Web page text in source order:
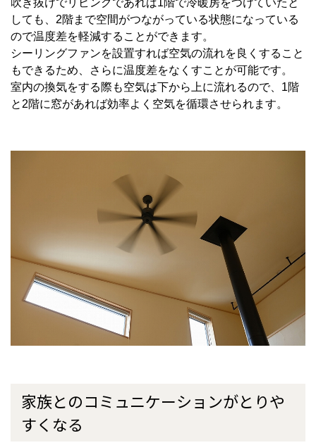
吹き抜けでリビングであれば1階で冷暖房をつけていたと
しても、 2階まで空間がつながっている状態になっている
ので温度差を軽減することができます。
シーリングファンを設置すれば空気の流れを良くすること
もできるため、さらに温度差をなくすことが可能です。
室内の換気をする際も空気は下から上に流れるので、 1階
と 2階に窓があれば効率よく空気を循環させられます。
家族とのコミュニケーションがとりや
すくなる